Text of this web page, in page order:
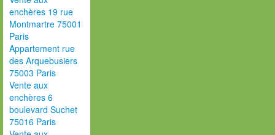
enchères 19 rue
Montmartre 75001
Paris
Appartement rue
des Arquebusiers
75003 Paris
Vente aux
enchères 6
boulevard Suchet
75016 Paris